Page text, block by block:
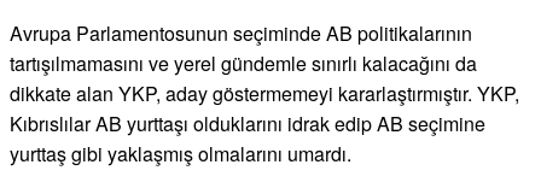
Avrupa Parlamentosunun seçiminde AB politikalarının
tartışılmamasını ve yerel gündemle sınırlı kalacağını da
dikkate alan YKP, aday göstermemeyi kararlaştırmıştır. YKP,
Kıbrıslılar AB yurttaşı olduklarını idrak edip AB seçimine
yurttaş gibi yaklaşmış olmalarını umardı.